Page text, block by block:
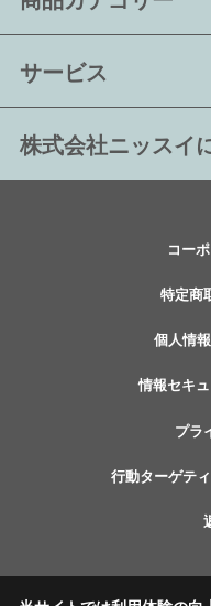
サービス
株式会社ニッスイ
コー
特定商
個人情
情報セキ
プラ
行動ターゲテ